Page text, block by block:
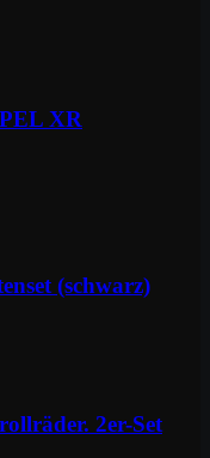
XR
(schwarz)
2er-Set